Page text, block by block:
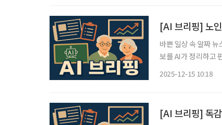
[AI 브리핑] 노
바쁜 일상 속 알짜
보를 AI가 정리하고 편집국 기자
2025-12-15 10:18
[AI 브리핑] 독